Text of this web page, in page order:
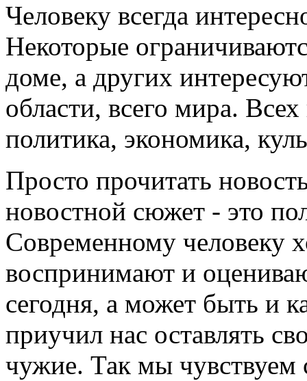
Человеку всегда
Некоторые
доме, а других
области, всего мира.
политика, экономика,
Просто прочитать
новостной сюжет - это
Современному человеку
воспринимают и
сегодня, а может быть и
приучил нас оставлять
чужие. Так мы чувствуем